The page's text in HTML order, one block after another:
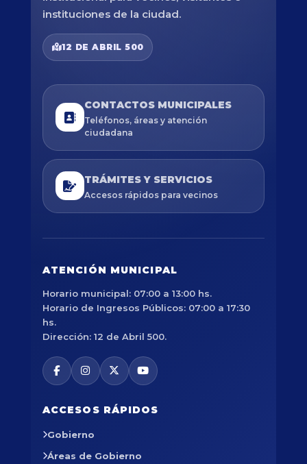
instituciones de la ciudad.
12 DE ABRIL 500
CONTACTOS MUNICIPALES
Teléfonos, áreas y atención
ciudadana
TRÁMITES Y SERVICIOS
Accesos rápidos para vecinos
ATENCIÓN MUNICIPAL
Horario municipal: 07:00 a 13:00 hs.
Horario de Ingresos Públicos: 07:00 a 17:30
hs.
Dirección: 12 de Abril 500.
ACCESOS RÁPIDOS
Gobierno
Áreas de Gobierno